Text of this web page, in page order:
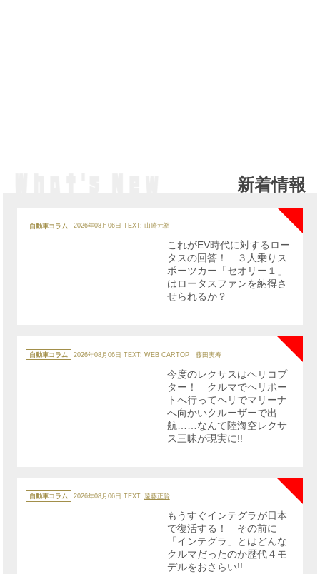
新着情報
テ
ゴ
自動車コラム 2026年08月06日 TEXT: 山崎元裕
NEW
これがEV時代に対するロー
タスの回答！ ３人乗りス
ポーツカー「セオリー１」
はロータスファンを納得さ
せられるか？
テ
ゴ
自動車コラム 2026年08月06日 TEXT: WEB CARTOP 藤田実寿
今度のレクサスはヘリコプ
ター！ クルマでヘリポー
トへ行ってヘリでマリーナ
へ向かいクルーザーで出
航……なんて陸海空レクサ
ス三昧が現実に!!
テ
ゴ
自動車コラム 2026年08月06日 TEXT: 遠藤正賢
もうすぐインテグラが日本
で復活する！ その前に
「インテグラ」とはどんな
クルマだったのか歴代４モ
デルをおさらい!!